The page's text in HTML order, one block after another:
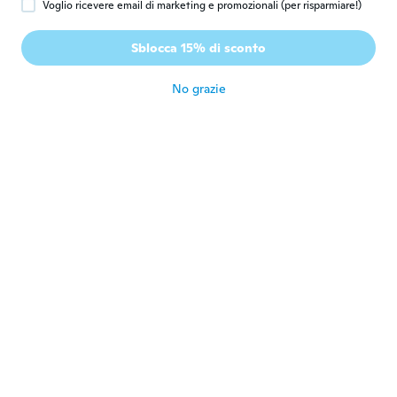
Mathieu
Iscrizione dal 2018 · 26 recensioni
Voglio ricevere email di marketing e promozionali (per risparmiare!)
Sblocca 15% di sconto
No grazie